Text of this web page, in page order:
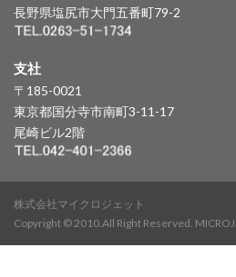
長野県塩尻市大門五番町79-2
支社
〒185-0021
東京都国分寺市南町3-11-17
尾崎ビル2階
株式会社マイクロジェット
Copyright © 2010.All Right Reserved.